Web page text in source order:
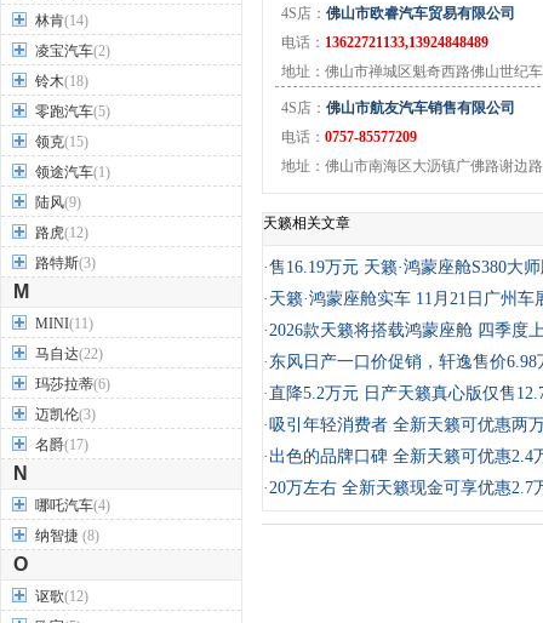
林肯(14)
凌宝汽车(2)
铃木(18)
零跑汽车(5)
领克(15)
领途汽车(1)
陆风(9)
路虎(12)
路特斯(3)
M
MINI(11)
马自达(22)
玛莎拉蒂(6)
迈凯伦(3)
名爵(17)
N
哪吒汽车(4)
纳智捷 (8)
O
讴歌(12)
4S店： 佛山市欧睿汽车贸易有限公司
电话： 13622721133,13924848489
地址：佛山市禅城区魁奇西路佛山世纪
4S店： 佛山市航友汽车销售有限公司
电话： 0757-85577209
地址：佛山市南海区大沥镇广佛路谢边
天籁相关文章
·售16.19万元 天籁·鸿蒙座舱S380大
· 天籁·鸿蒙座舱实车 11月21日广州车
·2026款天籁将搭载鸿蒙座舱 四季度
· 东风日产一口价促销，轩逸售价6.98
·直降5.2万元 日产天籁真心版仅售
·吸引年轻消费者 全新天籁可优惠两
· 出色的品牌口碑 全新天籁可优惠2.4
·20万左右 全新天籁现金可享优惠2.7